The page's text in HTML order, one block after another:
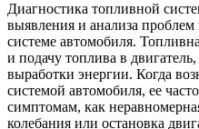
Диагностика топливной
выявления и анализа
системе автомобиля.
и подачу топлива в
выработки энергии. Когда
системой автомобиля, ее
симптомам, как
колебания или остановка